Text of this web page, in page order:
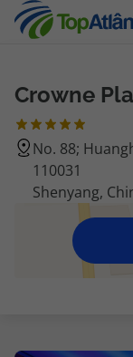
Destinos
Voos
Hotéis
Voos + Hotel
Crowne
No. 88;
110031
Shenyang,